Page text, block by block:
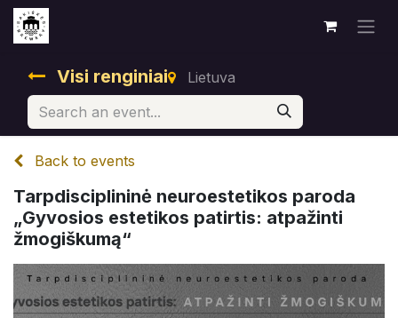
Visi renginiai Lietuva
Back to events
Tarpdisciplininė neuroestetikos paroda
„Gyvosios estetikos patirtis: atpažinti
žmogiškumą“